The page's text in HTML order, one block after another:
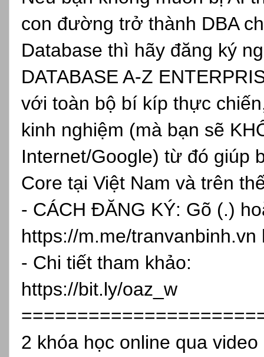
con đường trở thành DBA
Database thì hãy đăng ký
DATABASE A-Z
với toàn bộ bí kíp thực
kinh nghiệm (mà bạn sẽ
Internet/Google) từ đó giúp
Core tại Việt Nam và trên
- CÁCH ĐĂNG KÝ: Gõ (.)
https://m.me/tranvanbinh.vn
- Chi tiết tham khảo:
https://bit.ly/oaz_w
2 khóa học online qua